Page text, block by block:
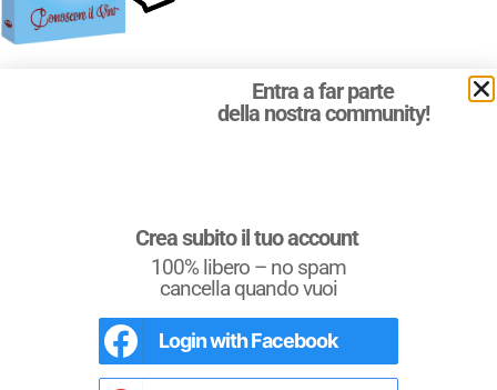
Entra a far parte
della nostra community!
Crea subito il tuo account
100% libero – no spam
cancella quando vuoi
Login withFacebook